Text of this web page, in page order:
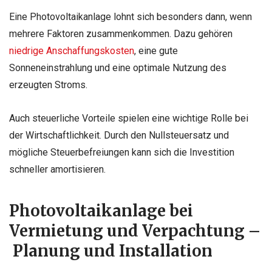
Eine Photovoltaikanlage lohnt sich besonders dann, wenn
mehrere Faktoren zusammenkommen. Dazu gehören
niedrige Anschaffungskosten, eine gute
Sonneneinstrahlung und eine optimale Nutzung des
erzeugten Stroms.
Auch steuerliche Vorteile spielen eine wichtige Rolle bei
der Wirtschaftlichkeit. Durch den Nullsteuersatz und
mögliche Steuerbefreiungen kann sich die Investition
schneller amortisieren.
Photovoltaikanlage bei
Vermietung und Verpachtung –
Planung und Installation